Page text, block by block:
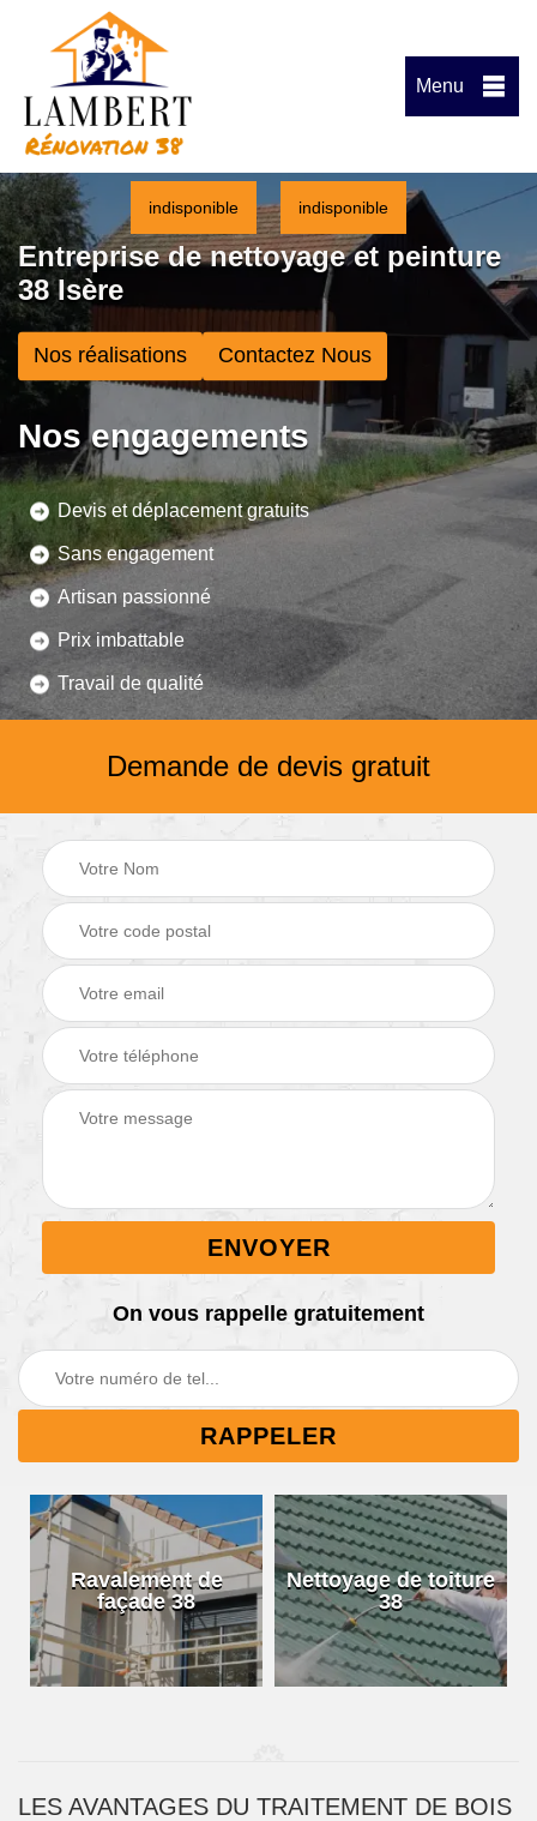
Menu
indisponible indisponible
Entreprise de nettoyage et peinture
38 Isère
Nos réalisations Contactez Nous
Nos engagements
Devis et déplacement gratuits
Sans engagement
Artisan passionné
Prix imbattable
Travail de qualité
Demande de devis gratuit
On vous rappelle gratuitement
Ravalement de
façade 38
Nettoyage de toiture
38
LES AVANTAGES DU TRAITEMENT DE BOIS